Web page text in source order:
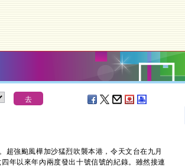
強颱風樺加沙猛烈吹襲本港，令天文台在九月
年以來年內兩度發出十號信號的紀錄。雖然接連